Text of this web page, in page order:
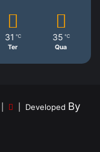
31 ℃
Ter
35 ℃
Qua
| Developed By